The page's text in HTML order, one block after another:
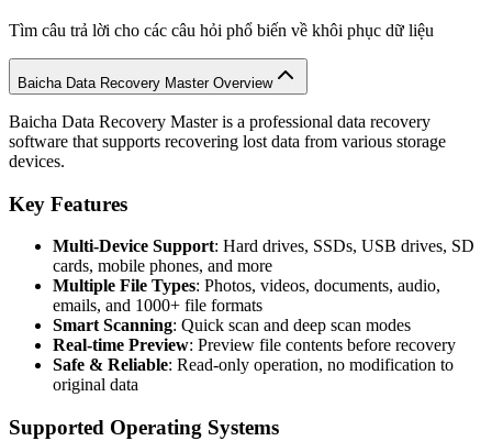
Tìm câu trả lời cho các câu hỏi phổ biến về khôi phục dữ liệu
Baicha Data Recovery Master Overview
Baicha Data Recovery Master is a professional data recovery
software that supports recovering lost data from various storage
devices.
Key Features
Multi-Device Support: Hard drives, SSDs, USB drives, SD
cards, mobile phones, and more
Multiple File Types: Photos, videos, documents, audio,
emails, and 1000+ file formats
Smart Scanning: Quick scan and deep scan modes
Real-time Preview: Preview file contents before recovery
Safe & Reliable: Read-only operation, no modification to
original data
Supported Operating Systems